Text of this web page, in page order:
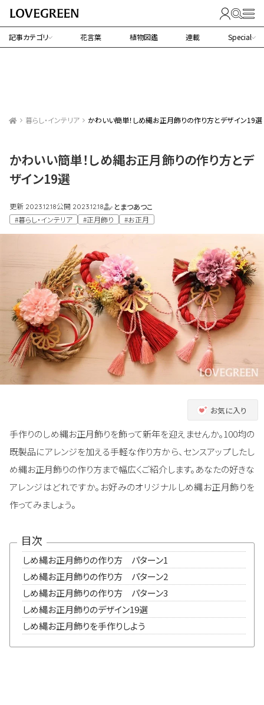
記事カテゴリ 花言葉 植物図鑑 連載 Special
暮らし・インテリア かわいい簡単！しめ縄お正月飾りの作り方とデザイン19選
かわいい簡単！しめ縄お正月飾りの作り方とデ
ザイン19選
更新 2023.12.18公開 2023.12.18
とまつあつこ
#暮らし・インテリア
#正月飾り #お正月
お気に入り
手作りのしめ縄お正月飾りを飾って新年を迎えませんか。100均の
既製品にアレンジを加える手軽な作り方から、センスアップしたし
め縄お正月飾りの作り方まで幅広くご紹介します。あなたの好きな
アレンジはどれですか。お好みのオリジナルしめ縄お正月飾りを
作ってみましょう。
目次
しめ縄お正月飾りの作り方 パターン1
しめ縄お正月飾りの作り方 パターン2
しめ縄お正月飾りの作り方 パターン3
しめ縄お正月飾りのデザイン19選
しめ縄お正月飾りを手作りしよう